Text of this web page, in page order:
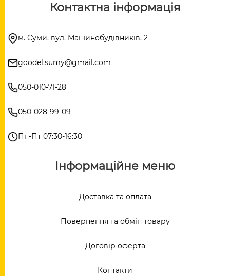
Контактна інформація
м. Суми, вул. Машинобудівників, 2
goodel.sumy@gmail.com
050-010-71-28
050-028-99-09
Пн-Пт 07:30-16:30
Інформаційне меню
Доставка та оплата
Повернення та обмін товару
Договір оферта
Контакти